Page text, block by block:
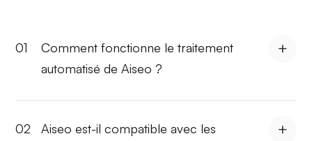
01
Comment fonctionne le traitement
automatisé de Aiseo ?
02
Aiseo est-il compatible avec les